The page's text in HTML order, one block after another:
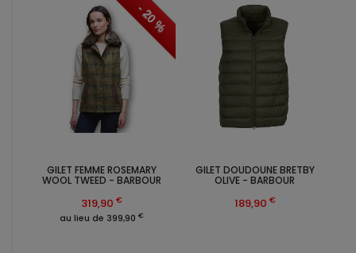
- 20 %
GILET FEMME ROSEMARY
WOOL TWEED - BARBOUR
319,90 €
au lieu de 399,90 €
GILET DOUDOUNE BRETBY
OLIVE - BARBOUR
189,90 €